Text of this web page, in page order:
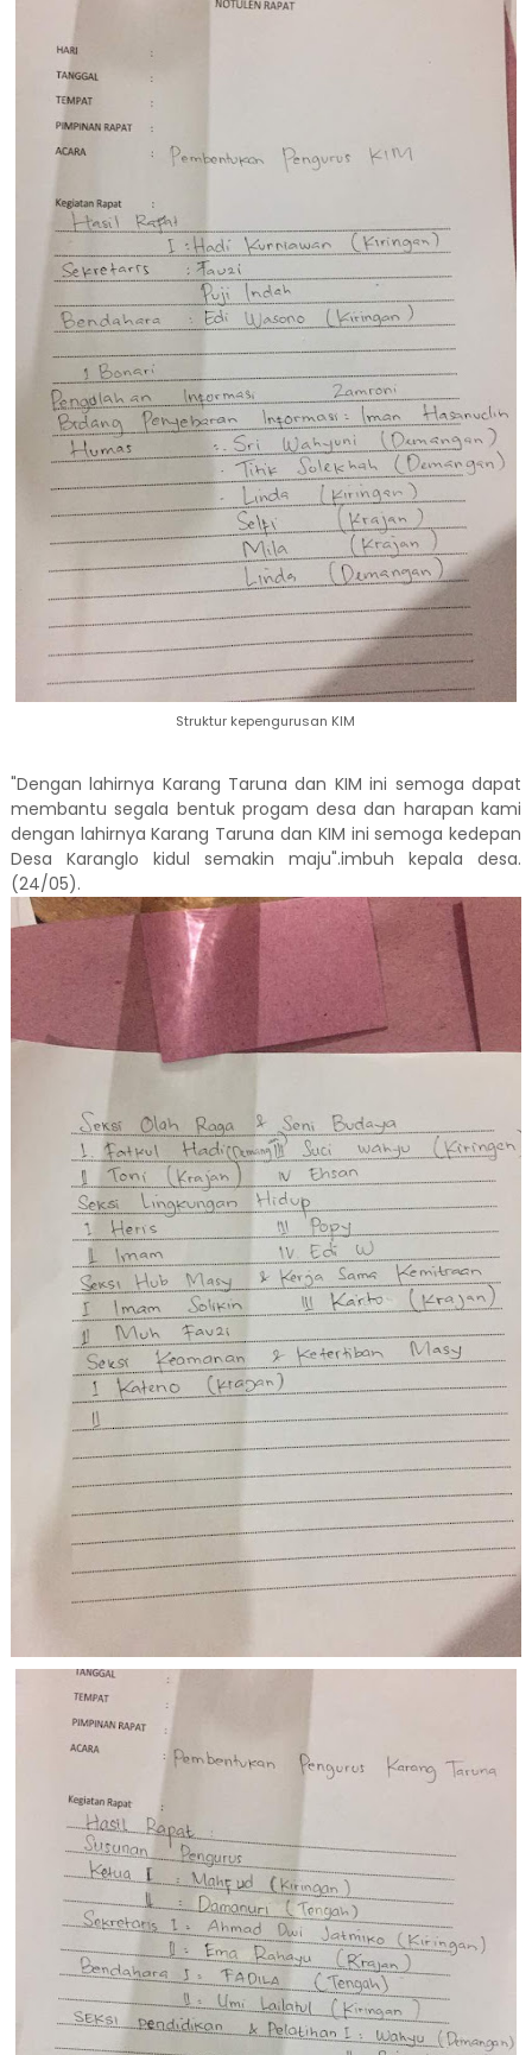
Struktur kepengurusan KIM
"Dengan lahirnya Karang Taruna dan KIM ini semoga dapat
membantu segala bentuk progam desa dan harapan kami
dengan lahirnya Karang Taruna dan KIM ini semoga kedepan
Desa Karanglo kidul semakin maju".imbuh kepala desa.
(24/05).